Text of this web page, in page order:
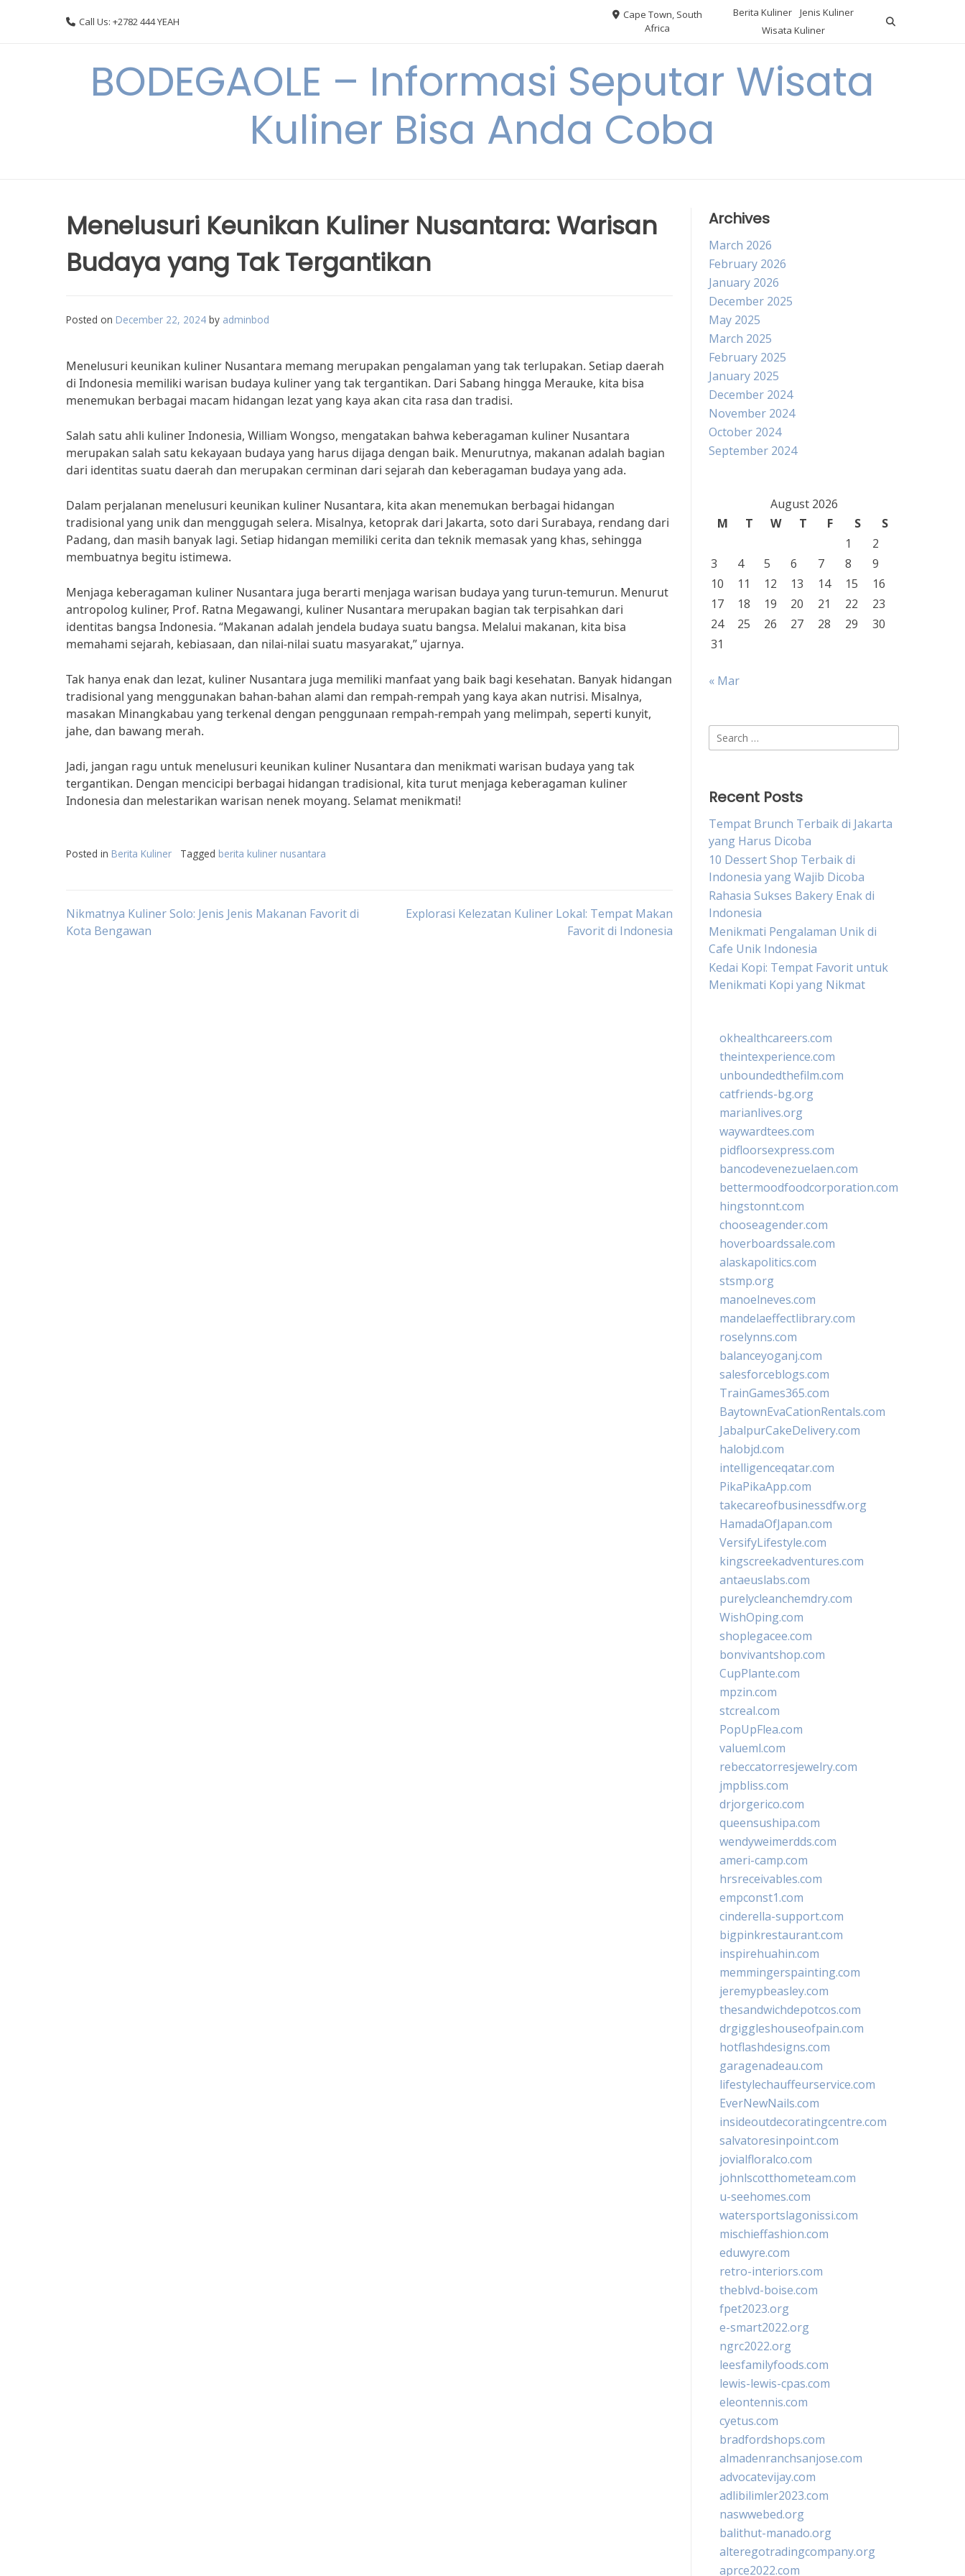
Call Us: +2782 444 YEAH
Cape Town, South
Africa
Berita Kuliner
Jenis Kuliner
Wisata Kuliner
BODEGAOLE – Informasi Seputar Wisata
Kuliner Bisa Anda Coba
Menelusuri Keunikan Kuliner Nusantara: Warisan
Budaya yang Tak Tergantikan
Posted on December 22, 2024 by adminbod
Menelusuri keunikan kuliner Nusantara memang merupakan pengalaman yang tak terlupakan. Setiap daerah
di Indonesia memiliki warisan budaya kuliner yang tak tergantikan. Dari Sabang hingga Merauke, kita bisa
menemukan berbagai macam hidangan lezat yang kaya akan cita rasa dan tradisi.
Salah satu ahli kuliner Indonesia, William Wongso, mengatakan bahwa keberagaman kuliner Nusantara
merupakan salah satu kekayaan budaya yang harus dijaga dengan baik. Menurutnya, makanan adalah bagian
dari identitas suatu daerah dan merupakan cerminan dari sejarah dan keberagaman budaya yang ada.
Dalam perjalanan menelusuri keunikan kuliner Nusantara, kita akan menemukan berbagai hidangan
tradisional yang unik dan menggugah selera. Misalnya, ketoprak dari Jakarta, soto dari Surabaya, rendang dari
Padang, dan masih banyak lagi. Setiap hidangan memiliki cerita dan teknik memasak yang khas, sehingga
membuatnya begitu istimewa.
Menjaga keberagaman kuliner Nusantara juga berarti menjaga warisan budaya yang turun-temurun. Menurut
antropolog kuliner, Prof. Ratna Megawangi, kuliner Nusantara merupakan bagian tak terpisahkan dari
identitas bangsa Indonesia. “Makanan adalah jendela budaya suatu bangsa. Melalui makanan, kita bisa
memahami sejarah, kebiasaan, dan nilai-nilai suatu masyarakat,” ujarnya.
Tak hanya enak dan lezat, kuliner Nusantara juga memiliki manfaat yang baik bagi kesehatan. Banyak hidangan
tradisional yang menggunakan bahan-bahan alami dan rempah-rempah yang kaya akan nutrisi. Misalnya,
masakan Minangkabau yang terkenal dengan penggunaan rempah-rempah yang melimpah, seperti kunyit,
jahe, dan bawang merah.
Jadi, jangan ragu untuk menelusuri keunikan kuliner Nusantara dan menikmati warisan budaya yang tak
tergantikan. Dengan mencicipi berbagai hidangan tradisional, kita turut menjaga keberagaman kuliner
Indonesia dan melestarikan warisan nenek moyang. Selamat menikmati!
Posted in Berita Kuliner Tagged berita kuliner nusantara
Post
Nikmatnya Kuliner Solo: Jenis Jenis Makanan Favorit di
Kota Bengawan
Explorasi Kelezatan Kuliner Lokal: Tempat Makan
Favorit di Indonesia
Archives
March 2026
February 2026
January 2026
December 2025
May 2025
March 2025
February 2025
January 2025
December 2024
November 2024
October 2024
September 2024
August 2026
M
T W T F S
S
1
2
3
4 5 6 7 8
9
10
11 12 13 14 15
16
17
18 19 20 21 22
23
24
25 26 27 28 29
30
31
« Mar
Search
for:
Recent Posts
Tempat Brunch Terbaik di Jakarta
yang Harus Dicoba
10 Dessert Shop Terbaik di
Indonesia yang Wajib Dicoba
Rahasia Sukses Bakery Enak di
Indonesia
Menikmati Pengalaman Unik di
Cafe Unik Indonesia
Kedai Kopi: Tempat Favorit untuk
Menikmati Kopi yang Nikmat
okhealthcareers.com
theintexperience.com
unboundedthefilm.com
catfriends-bg.org
marianlives.org
waywardtees.com
pidfloorsexpress.com
bancodevenezuelaen.com
bettermoodfoodcorporation.com
hingstonnt.com
chooseagender.com
hoverboardssale.com
alaskapolitics.com
stsmp.org
manoelneves.com
mandelaeffectlibrary.com
roselynns.com
balanceyoganj.com
salesforceblogs.com
TrainGames365.com
BaytownEvaCationRentals.com
JabalpurCakeDelivery.com
halobjd.com
intelligenceqatar.com
PikaPikaApp.com
takecareofbusinessdfw.org
HamadaOfJapan.com
VersifyLifestyle.com
kingscreekadventures.com
antaeuslabs.com
purelycleanchemdry.com
WishOping.com
shoplegacee.com
bonvivantshop.com
CupPlante.com
mpzin.com
stcreal.com
PopUpFlea.com
valueml.com
rebeccatorresjewelry.com
jmpbliss.com
drjorgerico.com
queensushipa.com
wendyweimerdds.com
ameri-camp.com
hrsreceivables.com
empconst1.com
cinderella-support.com
bigpinkrestaurant.com
inspirehuahin.com
memmingerspainting.com
jeremypbeasley.com
thesandwichdepotcos.com
drgiggleshouseofpain.com
hotflashdesigns.com
garagenadeau.com
lifestylechauffeurservice.com
EverNewNails.com
insideoutdecoratingcentre.com
salvatoresinpoint.com
jovialfloralco.com
johnlscotthometeam.com
u-seehomes.com
watersportslagonissi.com
mischieffashion.com
eduwyre.com
retro-interiors.com
theblvd-boise.com
fpet2023.org
e-smart2022.org
ngrc2022.org
leesfamilyfoods.com
lewis-lewis-cpas.com
eleontennis.com
cyetus.com
bradfordshops.com
almadenranchsanjose.com
advocatevijay.com
adlibilimler2023.com
naswwebed.org
balithut-manado.org
alteregotradingcompany.org
aprce2022.com